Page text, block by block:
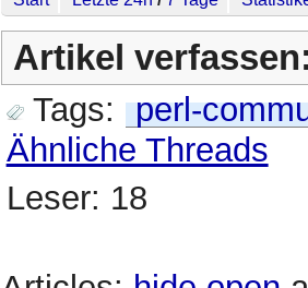
Artikel
Tags:
perl-
Ähnliche Threads
Leser: 18